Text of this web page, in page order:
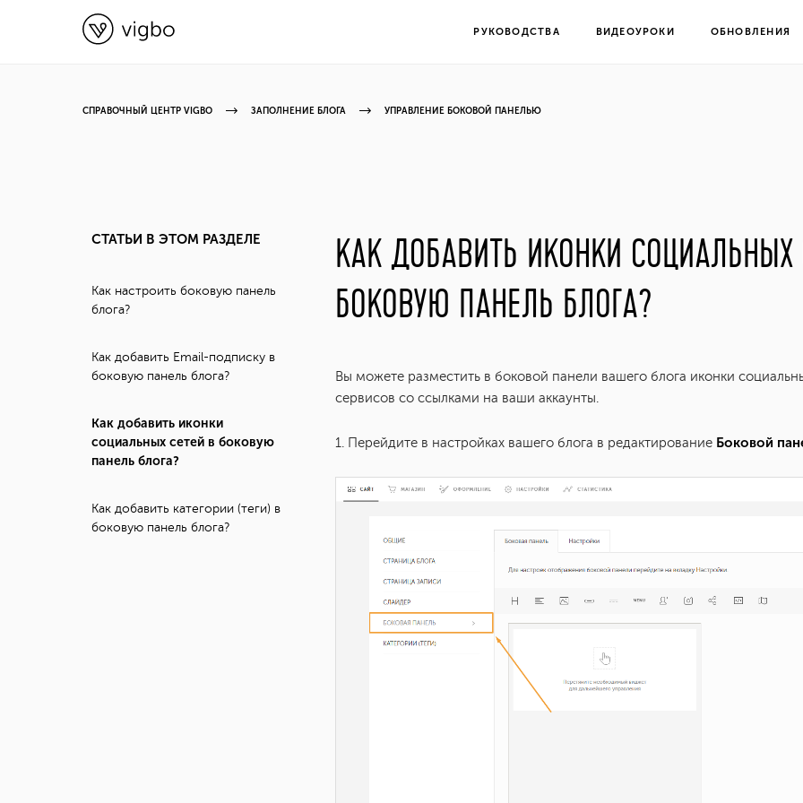
РУКОВОДСТВА ВИДЕОУРОКИ ОБНОВЛЕНИЯ
СПРАВОЧНЫЙ ЦЕНТР VIGBO ЗАПОЛНЕНИЕ БЛОГА УПРАВЛЕНИЕ БОКОВОЙ ПАНЕЛЬЮ
СТАТЬИ В ЭТОМ РАЗДЕЛЕ
Как настроить боковую панель
блога?
Как добавить Email-подписку в
боковую панель блога?
Как добавить иконки
социальных сетей в боковую
панель блога?
Как добавить категории (теги) в
боковую панель блога?
КАК ДОБАВИТЬ ИКОНКИ СОЦИАЛЬНЫХ
БОКОВУЮ ПАНЕЛЬ БЛОГА?
Вы можете разместить в боковой панели вашего блога иконки
сервисов со ссылками на ваши аккаунты.
1. Перейдите в настройках вашего блога в редактирование Боковой